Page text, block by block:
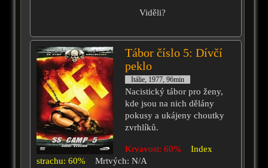
Viděli?
Tábor číslo 5: Dívčí
peklo
Itálie, 1977, 96min
Nacistický tábor pro ženy,
kde jsou na nich dělány
pokusy a ukájeny choutky
zvrhlíků.
Krvavost: 60%
Index
strachu: 60%
Mrtvých: N/A